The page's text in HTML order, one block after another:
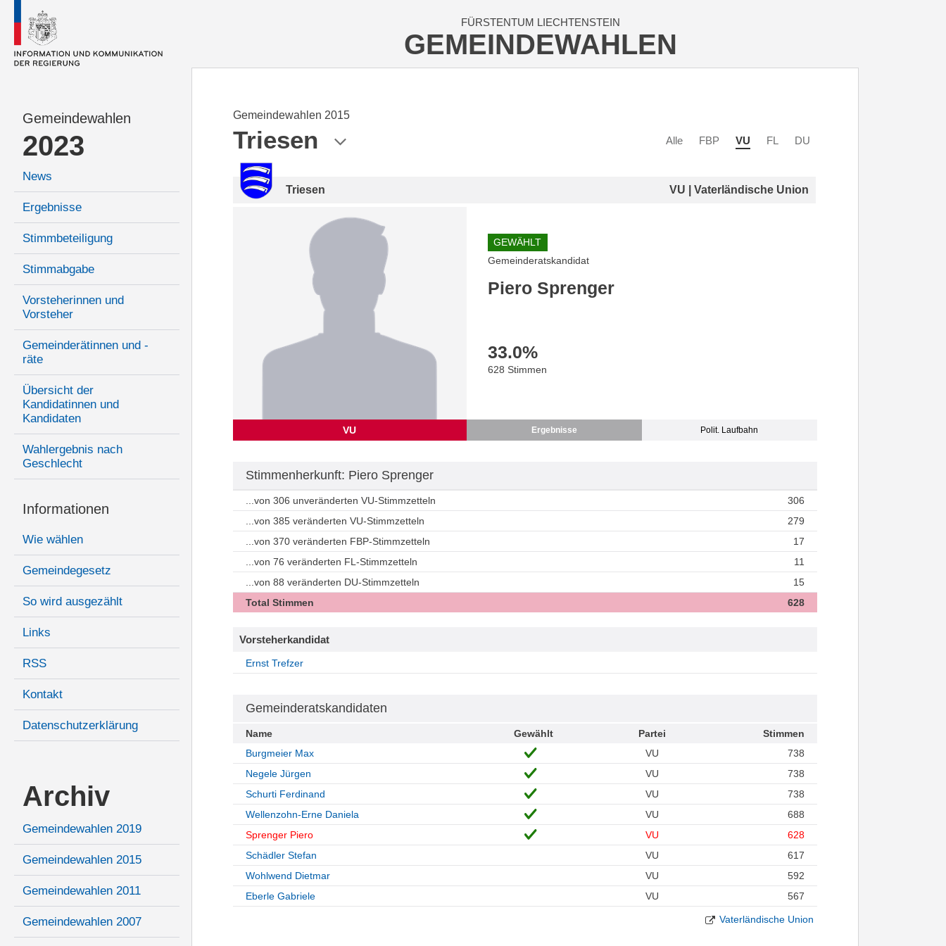
FÜRSTENTUM LIECHTENSTEIN
GEMEINDEWAHLEN
Gemeindewahlen
2023
News
Ergebnisse
Stimmbeteiligung
Stimmabgabe
Vorsteherinnen und
Vorsteher
Gemeinderätinnen und -
räte
Übersicht der
Kandidatinnen und
Kandidaten
Wahlergebnis nach
Geschlecht
Informationen
Wie wählen
Gemeindegesetz
So wird ausgezählt
Links
RSS
Kontakt
Datenschutzerklärung
Archiv
Gemeindewahlen 2019
Gemeindewahlen 2015
Gemeindewahlen 2011
Gemeindewahlen 2007
Gemeindewahlen 2015
Triesen Alle FBP VU FL DU
Triesen VU | Vaterländische Union
VU
GEWÄHLT
Gemeinderatskandidat
Piero Sprenger
33.0%
628 Stimmen
Ergebnisse Polit. Laufbahn
Stimmenherkunft: Piero Sprenger
...von 306 unveränderten VU-Stimmzetteln
306
...von 385 veränderten VU-Stimmzetteln
279
...von 370 veränderten FBP-Stimmzetteln
17
...von 76 veränderten FL-Stimmzetteln
11
...von 88 veränderten DU-Stimmzetteln
15
Total Stimmen
628
Vorsteherkandidat
Ernst Trefzer
Gemeinderatskandidaten
Name Gewählt Partei
Stimmen
Burgmeier Max
VU
738
Negele Jürgen
VU
738
Schurti Ferdinand
VU
738
Wellenzohn-Erne Daniela
VU
688
Sprenger Piero
VU
628
Schädler Stefan
VU
617
Wohlwend Dietmar
VU
592
Eberle Gabriele
VU 567
Vaterländische Union